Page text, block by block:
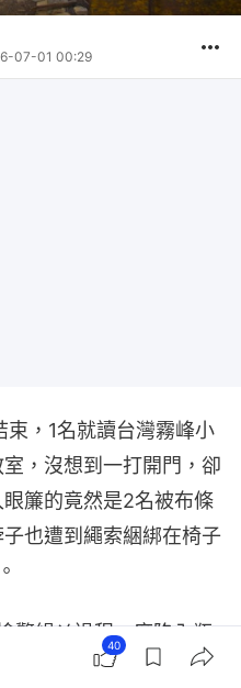
07-01 00:29
，1名就讀台灣霧峰小
，沒想到一打開門，卻
簾的竟然是2名被布條
也遭到繩索綑綁在椅子
警緝凶過程一度陷入瓶
中成功嶺」軍營寄出情
40